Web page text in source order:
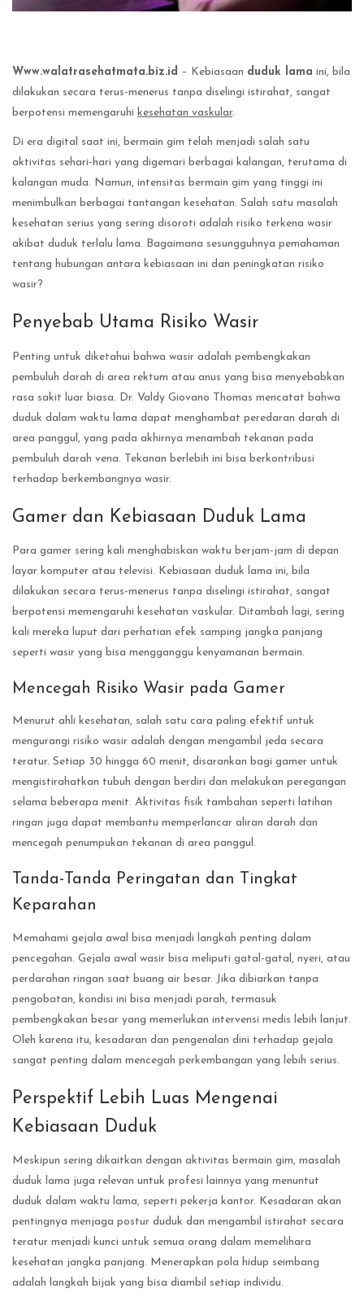
Www.walatrasehatmata.biz.id – Kebiasaan duduk lama ini, bila
dilakukan secara terus-menerus tanpa diselingi istirahat, sangat
berpotensi memengaruhi kesehatan vaskular.
Di era digital saat ini, bermain gim telah menjadi salah satu
aktivitas sehari-hari yang digemari berbagai kalangan, terutama di
kalangan muda. Namun, intensitas bermain gim yang tinggi ini
menimbulkan berbagai tantangan kesehatan. Salah satu masalah
kesehatan serius yang sering disoroti adalah risiko terkena wasir
akibat duduk terlalu lama. Bagaimana sesungguhnya pemahaman
tentang hubungan antara kebiasaan ini dan peningkatan risiko
wasir?
Penyebab Utama Risiko Wasir
Penting untuk diketahui bahwa wasir adalah pembengkakan
pembuluh darah di area rektum atau anus yang bisa menyebabkan
rasa sakit luar biasa. Dr. Valdy Giovano Thomas mencatat bahwa
duduk dalam waktu lama dapat menghambat peredaran darah di
area panggul, yang pada akhirnya menambah tekanan pada
pembuluh darah vena. Tekanan berlebih ini bisa berkontribusi
terhadap berkembangnya wasir.
Gamer dan Kebiasaan Duduk Lama
Para gamer sering kali menghabiskan waktu berjam-jam di depan
layar komputer atau televisi. Kebiasaan duduk lama ini, bila
dilakukan secara terus-menerus tanpa diselingi istirahat, sangat
berpotensi memengaruhi kesehatan vaskular. Ditambah lagi, sering
kali mereka luput dari perhatian efek samping jangka panjang
seperti wasir yang bisa mengganggu kenyamanan bermain.
Mencegah Risiko Wasir pada Gamer
Menurut ahli kesehatan, salah satu cara paling efektif untuk
mengurangi risiko wasir adalah dengan mengambil jeda secara
teratur. Setiap 30 hingga 60 menit, disarankan bagi gamer untuk
mengistirahatkan tubuh dengan berdiri dan melakukan peregangan
selama beberapa menit. Aktivitas fisik tambahan seperti latihan
ringan juga dapat membantu memperlancar aliran darah dan
mencegah penumpukan tekanan di area panggul.
Tanda-Tanda Peringatan dan Tingkat
Keparahan
Memahami gejala awal bisa menjadi langkah penting dalam
pencegahan. Gejala awal wasir bisa meliputi gatal-gatal, nyeri, atau
perdarahan ringan saat buang air besar. Jika dibiarkan tanpa
pengobatan, kondisi ini bisa menjadi parah, termasuk
pembengkakan besar yang memerlukan intervensi medis lebih lanjut.
Oleh karena itu, kesadaran dan pengenalan dini terhadap gejala
sangat penting dalam mencegah perkembangan yang lebih serius.
Perspektif Lebih Luas Mengenai
Kebiasaan Duduk
Meskipun sering dikaitkan dengan aktivitas bermain gim, masalah
duduk lama juga relevan untuk profesi lainnya yang menuntut
duduk dalam waktu lama, seperti pekerja kantor. Kesadaran akan
pentingnya menjaga postur duduk dan mengambil istirahat secara
teratur menjadi kunci untuk semua orang dalam memelihara
kesehatan jangka panjang. Menerapkan pola hidup seimbang
adalah langkah bijak yang bisa diambil setiap individu.